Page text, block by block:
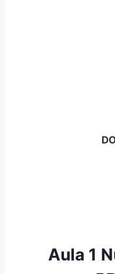
Aula 1